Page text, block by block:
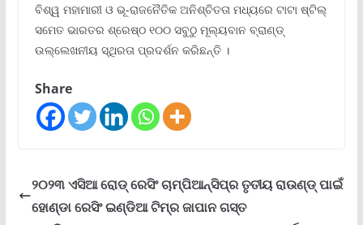
ବିଶ୍ୱ ମହାମାରୀ ଓ ଭୂ-ରାଜନୈତିକ ଅନିଶ୍ଚିତତା ମଧ୍ୟରେ ଟାଟା ଷ୍ଟିଲ୍
ସମେତ ଭାରତର ଶ୍ରେଷ୍ଠ ୧୦୦ ସବୁଠୁ ମୂଲ୍ୟବାନ ବ୍ରାଣ୍ଡ୍
ଉଲ୍ଲେଖନୀୟ ସ୍ଥିରତା ପ୍ରଦର୍ଶନ କରିଛନ୍ତି ।
Share
୨୦୨୩ ଏସିଆ ରୋଡ୍ ରେସିଂ ଚାମ୍ପିଆନ୍‌ସିପ୍‌ର ତୃତୀୟ ରାଉଣ୍ଡ୍ ପାଇଁ
ହୋଣ୍ଡା ରେସିଂ ଇଣ୍ଡିଆ ଟିମ୍‌ର ଜାପାନ ଗସ୍ତ